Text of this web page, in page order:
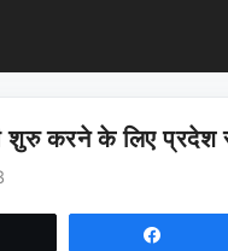
शुरु करने के लिए प्रदेश